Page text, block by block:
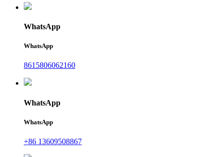
WhatsApp
WhatsApp
8615806062160
WhatsApp
WhatsApp
+86 13609508867